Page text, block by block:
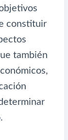
constituir
también